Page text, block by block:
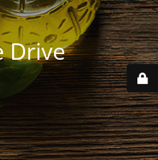
Drive